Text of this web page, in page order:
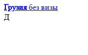
Грузия без визы
Д